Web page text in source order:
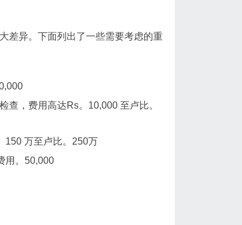
差异。下面列出了一些需要考虑的重
查，费用高达Rs。10,000 至卢比。
150 万至卢比。250万
用。50,000